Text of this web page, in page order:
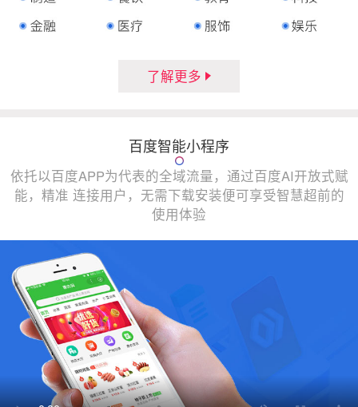
了解更多
百度智能小程序
依托以百度APP为代表的全域流量，通过百度AI开放式赋
能，精准 连接用户，无需下载安装便可享受智慧超前的
使用体验